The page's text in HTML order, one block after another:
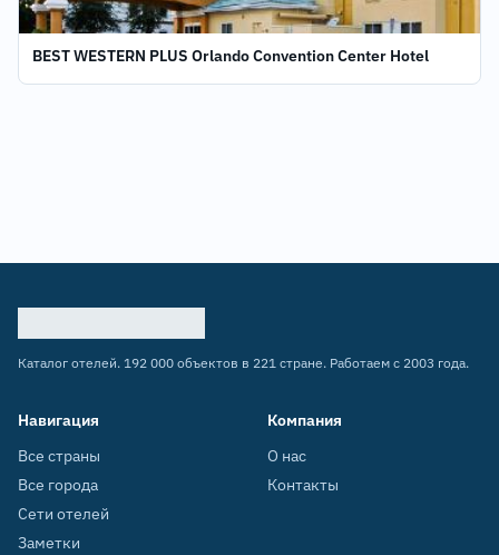
BEST WESTERN PLUS Orlando Convention Center Hotel
Каталог отелей. 192 000 объектов в 221 стране. Работаем с 2003 года.
Навигация
Все страны
Все города
Сети отелей
Заметки
Компания
О нас
Контакты